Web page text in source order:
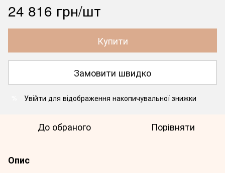
24 816 грн/шт
Купити
Замовити швидко
Увійти для відображення накопичувальної знижки
До обраного Порівняти
Опис